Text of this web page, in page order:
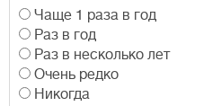
В
а
р
и
а
Чаще 1 раза в год
Раз в год
Раз в несколько лет
Очень редко
Никогда